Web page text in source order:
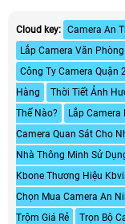
Cloud key: Camera An
Lắp Camera Văn Phòng
Công Ty Camera Quận 2
Hàng
Thời Tiết Ảnh
Thế Nào?
Lắp Camera
Camera Quan Sát Cho
Nhà Thông Minh Sử
Kbone Thương Hiệu
Chọn Mua Camera An
Trộm Giá Rẻ
Trọn Bộ